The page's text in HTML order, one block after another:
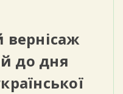
вернісаж
до дня